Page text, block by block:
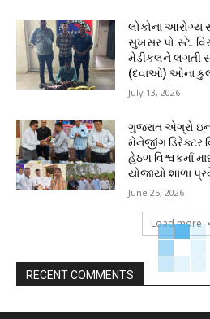
લોકોના આરોગ્ય
સુખસર પો.સ્ટે.
મેડીકલને લગતી
(દવાઓ) ઓના કુલ
July 13, 2026
ગુજરાત એગ્રો
મેનેજીંગ ડિરેક્ટર
હેઠળ વિશ્વકર્મા
યોજાયો શાળા
June 25, 2026
Load more
RECENT COMMENTS